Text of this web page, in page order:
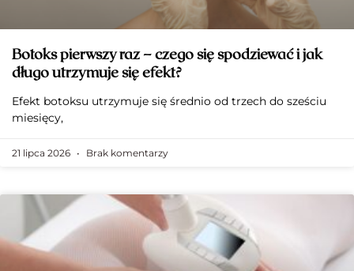
Botoks pierwszy raz – czego się spodziewać i jak
długo utrzymuje się efekt?
Efekt botoksu utrzymuje się średnio od trzech do sześciu
miesięcy,
21 lipca 2026 Brak komentarzy